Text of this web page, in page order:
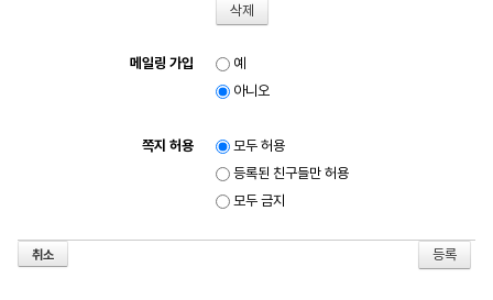
메일링 가입
예
아니오
쪽지 허용
모두 허용
등록된 친구들만 허용
모두 금지
취소